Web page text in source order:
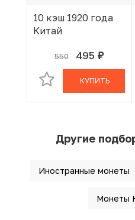
10 кэш 1920 года
Китай
550 495 руб.
В КОРЗИНЕ
КУПИТЬ
Другие
Иностранные монеты
Монеты